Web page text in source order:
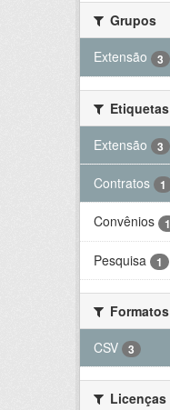
Grupos
Extensão
3
Etiquetas
Extensão
3
Contratos 1
Convênios 1
Pesquisa 1
Formatos
CSV
3
Licenças